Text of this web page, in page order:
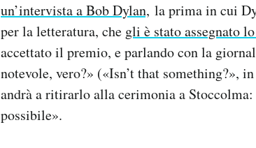
un’intervista a Bob Dylan, la prima in cui
per la letteratura, che gli è stato assegnato
accettato il premio, e parlando con la
notevole, vero?» («Isn’t that something?»,
andrà a ritirarlo alla cerimonia a
possibile».